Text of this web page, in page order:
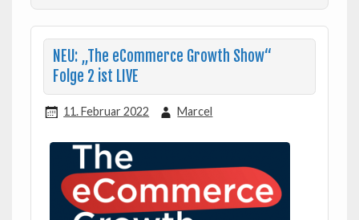
NEU: „The eCommerce Growth Show“
Folge 2 ist LIVE
11. Februar 2022 Marcel